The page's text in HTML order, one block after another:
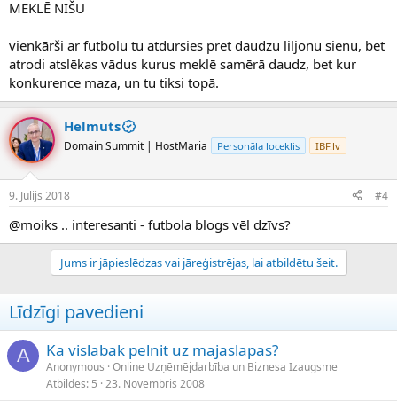
MEKLĒ NIŠU
vienkārši ar futbolu tu atdursies pret daudzu liljonu sienu, bet
atrodi atslēkas vādus kurus meklē samērā daudz, bet kur
konkurence maza, un tu tiksi topā.
Helmuts
Domain Summit | HostMaria Personāla loceklis IBF.lv
9. Jūlijs 2018 #4
@moiks .. interesanti - futbola blogs vēl dzīvs?
Jums ir jāpieslēdzas vai jāreģistrējas, lai atbildētu šeit.
Līdzīgi pavedieni
A Ka vislabak pelnit uz majaslapas?
Anonymous Online Uzņēmējdarbība un Biznesa Izaugsme
Atbildes 5 23. Novembris 2008